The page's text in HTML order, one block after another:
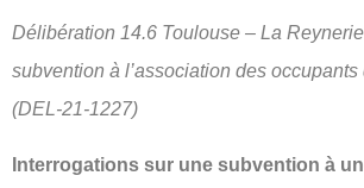
Délibération 14.6 Toulouse – La
subvention à l’association des
(DEL-21-1227)
Interrogations sur une subvention à